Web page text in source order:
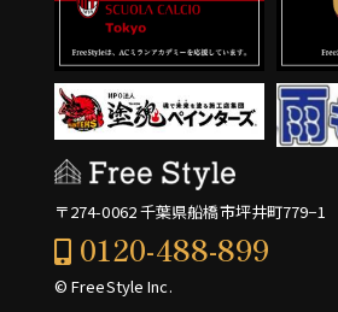
〒274-0062 千葉県船橋市坪井町779−1
0120-488-899
© FreeStyle Inc.